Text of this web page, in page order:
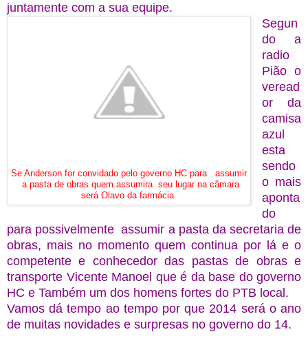
juntamente com a sua equipe.
Se Anderson for convidado pelo governo HC para assumir
a pasta de obras quem assumira seu lugar na câmara
será Olavo da farmácia.
Segun
do a
radio
Pião o
veread
or da
camisa
azul
esta
sendo
o mais
aponta
do
para possivelmente assumir a pasta da secretaria de
obras, mais no momento quem continua por lá e o
competente e conhecedor das pastas de obras e
transporte Vicente Manoel que é da base do governo
HC e Também um dos homens fortes do PTB local.
Vamos dá tempo ao tempo por que 2014 será o ano
de muitas novidades e surpresas no governo do 14.